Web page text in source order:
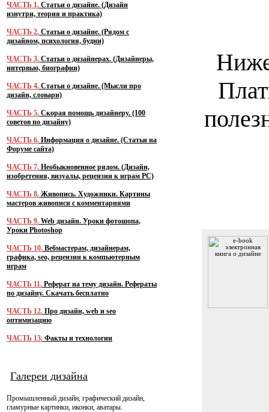
ЧАСТЬ 1. Статьи о дизайне. (Дизайн
изнутри, теория и практика)
ЧАСТЬ 2. Статьи о дизайне. (Рядом с
дизайном, психология, будни)
ЧАСТЬ 3. Статьи о дизайнерах. (Дизайнеры,
интервью, биографии)
ЧАСТЬ 4. Статьи о дизайне. (Мысли про
дизайн, словари)
ЧАСТЬ 5. Скорая помощь дизайнеру. (100
советов по дизайну)
ЧАСТЬ 6. Информация о дизайне. (Статьи на
Форуме сайта)
ЧАСТЬ 7. Необыкновенное рядом. (Дизайн,
изобретения, визуалы, рецензии к играм PC)
ЧАСТЬ 8. Живопись. Художники. Картины
мастеров живописи с комментариями
ЧАСТЬ 9. Web дизайн. Уроки фотошопа,
Уроки Photoshop
ЧАСТЬ 10. Вебмастерам, дизайнерам,
графика, seo, рецензии к компьютерным
играм
ЧАСТЬ 11. Реферат на тему дизайн. Рефераты
по дизайну. Скачать бесплатно
ЧАСТЬ 12. Про дизайн, web и seo
оптимизацию
ЧАСТЬ 13. Факты и технологии
Галереи дизайна
Промышленный дизайн, графический дизайн,
гламурные картинки, иконки, аватары.